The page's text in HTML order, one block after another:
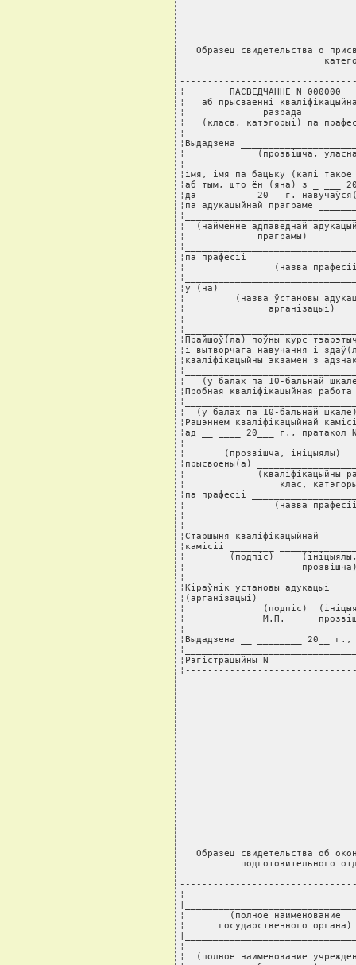
Образец свидетельства о
¦        ПАСВЕДЧАННЕ N
¦   аб прысваеннi
¦              разрада
¦   (класа, катэгорыi) па
¦
¦Выдадзена
¦             (прозвiшча,
¦iмя, iмя па бацьку (калi такое
¦аб тым, што ён (яна) з _ ___
¦да __ ______ 20__ г.
¦па адукацыйнай праграме
¦  (найменне адпаведнай
¦             праграмы)
¦па прафесii
¦                (назва
¦у (на)
¦         (назва ўстановы
¦               арганiзацыi)
¦Прайшоў(ла) поўны курс
¦i вытворчага навучання i
¦квалiфiкацыйны экзамен з
¦   (у балах па 10-бальнай
¦Пробная квалiфiкацыйная
¦  (у балах па 10-бальнай
¦Рашэннем квалiфiкацыйнай
¦ад __ ____ 20___ г., пратакол
¦       (прозвiшча, iнiцыялы)
¦прысвоены(а)
¦             (квалiфiкацыйны
¦                 клас, катэгорыя)
¦па прафесii
¦                (назва
¦
¦                                    ¦по
¦Старшыня
¦камiсii ________
¦        (подпiс)     (iнiцыялы,
¦                     прозвiшча)
¦
¦Кiраўнiк установы
¦(арганiзацыi) ________
¦              (подпiс)  (iнiцыялы,
¦              М.П.
¦
¦Выдадзена __ ________ 20__
¦Рэгiстрацыйны N
Образец свидетельства об
подготовительного
¦
¦        (полное наименование
¦      государственного
¦  (полное наименование